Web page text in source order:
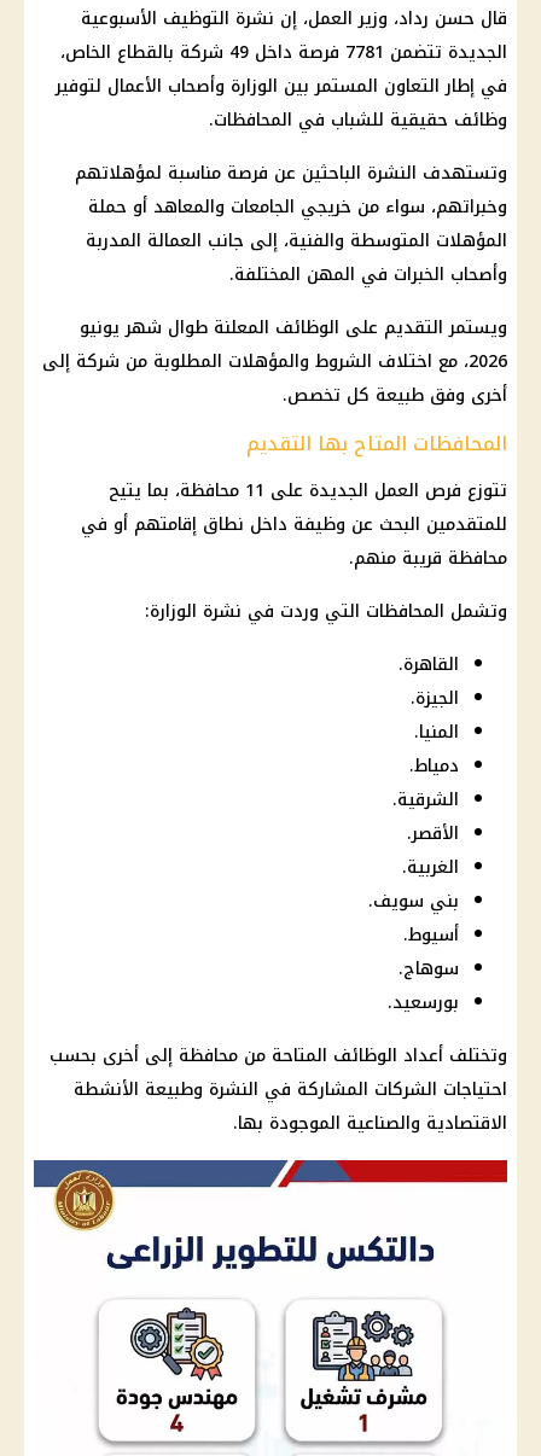
قال حسن رداد، وزير العمل، إن نشرة التوظيف الأسبوعية
الجديدة تتضمن 7781 فرصة داخل 49 شركة بالقطاع الخاص،
في إطار التعاون المستمر بين الوزارة وأصحاب الأعمال لتوفير
وظائف حقيقية للشباب في المحافظات.
وتستهدف النشرة الباحثين عن فرصة مناسبة لمؤهلاتهم
وخبراتهم، سواء من خريجي الجامعات والمعاهد أو حملة
المؤهلات المتوسطة والفنية، إلى جانب العمالة المدربة
وأصحاب الخبرات في المهن المختلفة.
ويستمر التقديم على الوظائف المعلنة طوال شهر يونيو
2026، مع اختلاف الشروط والمؤهلات المطلوبة من شركة إلى
أخرى وفق طبيعة كل تخصص.
المحافظات المتاح بها التقديم
تتوزع فرص العمل الجديدة على 11 محافظة، بما يتيح
للمتقدمين البحث عن وظيفة داخل نطاق إقامتهم أو في
محافظة قريبة منهم.
وتشمل المحافظات التي وردت في نشرة الوزارة:
القاهرة.
الجيزة.
المنيا.
دمياط.
الشرقية.
الأقصر.
الغربية.
بني سويف.
أسيوط.
سوهاج.
بورسعيد.
وتختلف أعداد الوظائف المتاحة من محافظة إلى أخرى بحسب
احتياجات الشركات المشاركة في النشرة وطبيعة الأنشطة
الاقتصادية والصناعية الموجودة بها.